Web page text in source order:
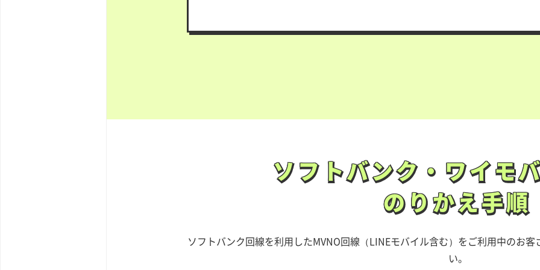
ソフトバンク・ワイモ
のりかえ手順
ソフトバンク・ワイモ
のりかえ手順
ソフトバンク回線を利用したMVNO回線（LINEモバイル含む）をご利用中のお客
い。